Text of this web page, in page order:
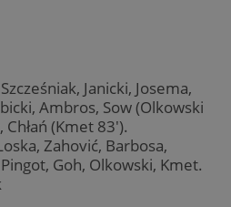
Janicki, Josema,
Ambros, Sow (Olkowski
(Kmet 83′).
Zahović, Barbosa,
Goh, Olkowski, Kmet.